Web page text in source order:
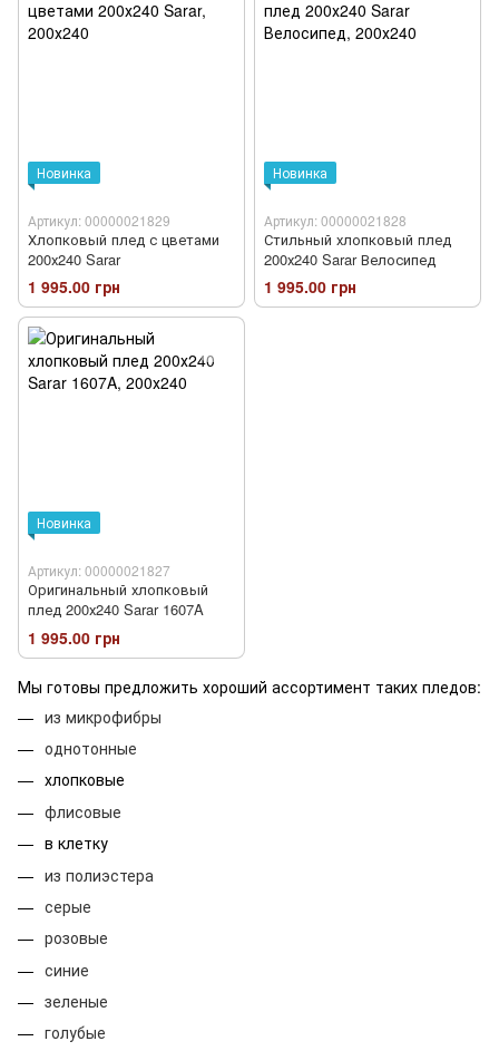
Новинка
Артикул: 00000021829
Хлопковый плед с цветами
200х240 Sarar
1 995.00 грн
Новинка
Артикул: 00000021828
Стильный хлопковый плед
200х240 Sarar Велосипед
1 995.00 грн
Новинка
Артикул: 00000021827
Оригинальный хлопковый
плед 200х240 Sarar 1607A
1 995.00 грн
Мы готовы предложить хороший ассортимент таких пледов:
из микрофибры
однотонные
хлопковые
флисовые
в клетку
из полиэстера
серые
розовые
синие
зеленые
голубые